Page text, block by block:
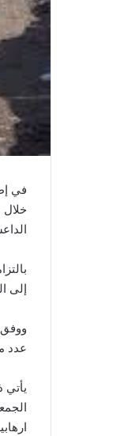
في
خلال
إلى
عدد